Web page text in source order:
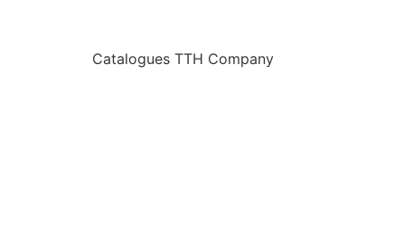
Catalogues TTH Company